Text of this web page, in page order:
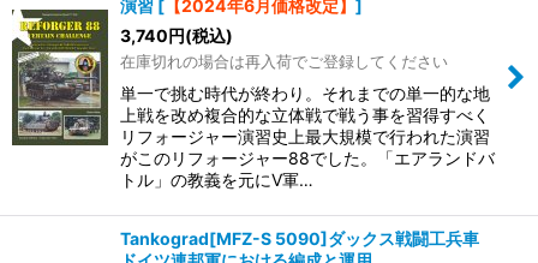
演習 [ 【2024年6月価格改定】 ]
3,740円(税込)
在庫切れの場合は再入荷でご登録してください
単一で挑む時代が終わり。それまでの単一的な地
上戦を改め複合的な立体戦で戦う事を習得すべく
リフォージャー演習史上最大規模で行われた演習
がこのリフォージャー88でした。「エアランドバ
トル」の教義を元にV軍…
Tankograd[MFZ-S 5090]ダックス戦闘工兵車